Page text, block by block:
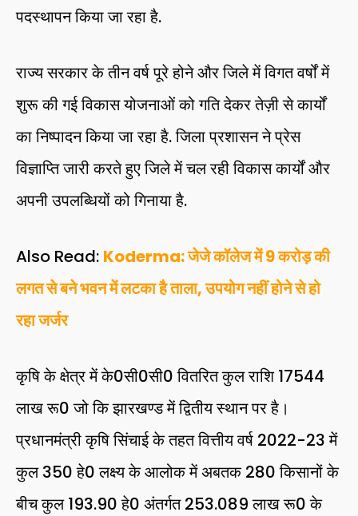
पदस्थापन किया जा रहा है.
राज्य सरकार के तीन वर्ष पूरे होने और जिले में विगत वर्षों में
शुरू की गई विकास योजनाओं को गति देकर तेज़ी से कार्यों
का निष्पादन किया जा रहा है. जिला प्रशासन ने प्रेस
विज्ञाप्ति जारी करते हुए जिले में चल रही विकास कार्यों और
अपनी उपलब्धियों को गिनाया है.
Also Read: Koderma: जेजे कॉलेज में 9 करोड़ की
लगत से बने भवन में लटका है ताला, उपयोग नहीं होने से हो
रहा जर्जर
कृषि के क्षेत्र में के0सी0सी0 वितरित कुल राशि 17544
लाख रू0 जो कि झारखण्ड में द्वितीय स्थान पर है।
प्रधानमंत्री कृषि सिंचाई के तहत वित्तीय वर्ष 2022-23 में
कुल 350 हे0 लक्ष्य के आलोक में अबतक 280 किसानों के
बीच कुल 193.90 हे0 अंतर्गत 253.089 लाख रू0 के